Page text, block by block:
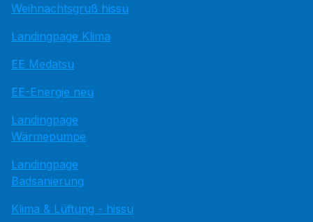
Weihnachtsgruß hissu
Landingpage Klima
EE Medatsu
EE-Energie neu
Landingpage
Wärmepumpe
Landingpage
Badsanierung
Klima & Lüftung - hissu